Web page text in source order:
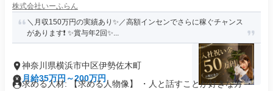
株式会社いーふらん
＼月収150万円の実績あり✨／高額インセンでさらに稼ぐチャンス
があります❗ ✨賞与年2回✨...
神奈川県横浜市中区伊勢佐木町
月給35万円～200万円
求める人材: 【求める人物像】 ・人と話すことが好きな方 ・